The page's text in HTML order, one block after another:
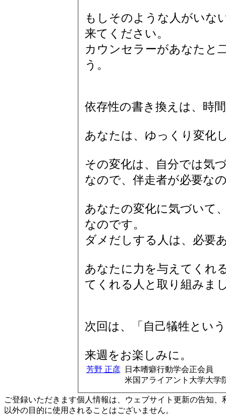
もしそのような人がいな
来てください。
カウンセラーがあなたと
う。
依存性の書き換えは、時
あなたは、ゆっくり変化
その変化は、自分では気
なので、伴走者が必要な
あなたの変化に気づいて
なのです。
ダメだしする人は、必要
あなたに力を与えてくれ
てくれる人と取り組みま
次回は、「自己犠牲とい
来週をお楽しみに。
芳野 正彦
日本嗜癖行動学会正会員
米国アライアント大学大学
ご登録いただきます個人情報は、ウェブサイト更新の告知
以外の目的に使用されることはございません。